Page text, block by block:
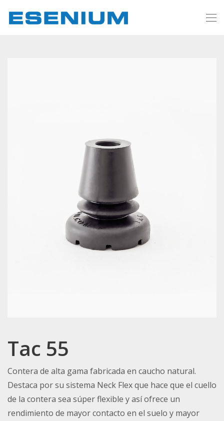
Tac 55
Contera de alta gama fabricada en caucho natural.
Destaca por su sistema Neck Flex que hace que el cuello
de la contera sea súper flexible y así ofrece un
rendimiento de mayor contacto en el suelo y mayor